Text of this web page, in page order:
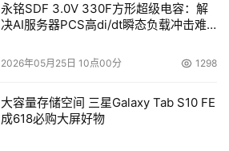
永铭SDF 3.0V 330F方形超级电容：解
决AI服务器PCS高di/dt瞬态负载冲击难
2026年05月25日 10点00分 1298
大容量存储空间 三星Galaxy Tab S10 FE
成618必购大屏好物